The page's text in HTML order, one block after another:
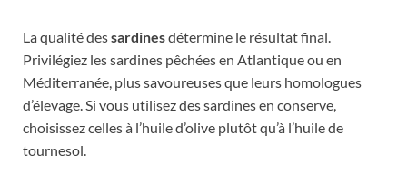
La qualité dessardinesdétermine le résultat final.
Privilégiez les sardines pêchées en Atlantique ou en
Méditerranée, plus savoureuses que leurs homologues
d’élevage. Si vous utilisez des sardines en conserve,
choisissez celles à l’huile d’olive plutôt qu’à l’huile de
tournesol.